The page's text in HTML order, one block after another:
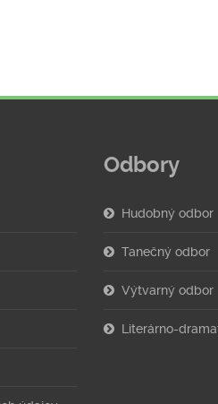
Odbory
Hudobný odbor
Tanečný odbor
Výtvarný odbor
Literárno-